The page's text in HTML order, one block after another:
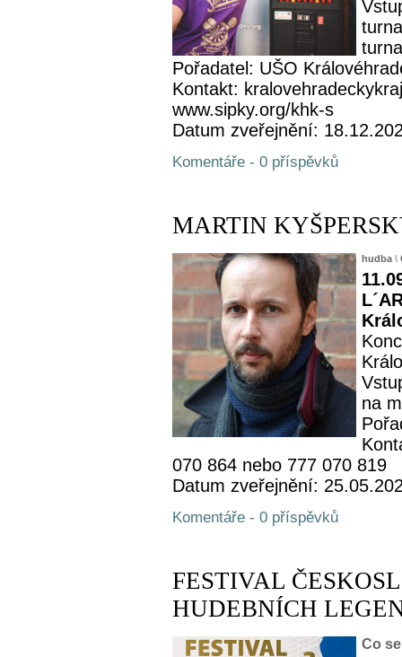
Pořadatel: UŠO
Kontakt:
www.sipky.org/khk-s
Datum zveřejnění:
Komentáře - 0 příspěvků
MARTIN
hudba \
na
070 864 nebo 777 070 819
Datum zveřejnění:
Komentáře - 0 příspěvků
FESTIVAL
HUDEBNÍCH
Co